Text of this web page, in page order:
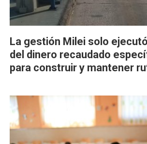
La gestión Milei solo
del dinero recaudado
para construir y mantener